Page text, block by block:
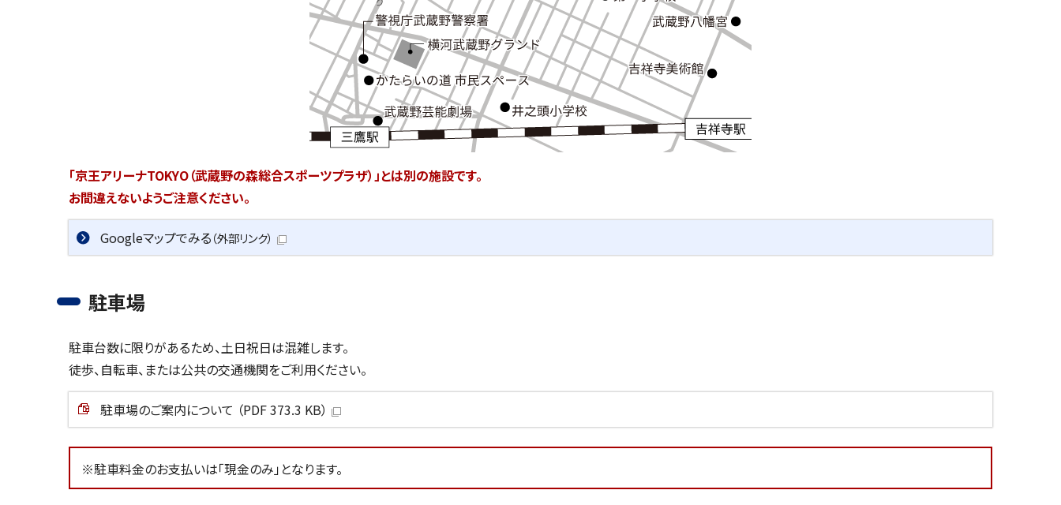
「京王アリーナTOKYO（武蔵野の森総合スポーツプラザ）」とは別の施設です。
お間違えないようご注意ください。
Googleマップでみる（外部リンク）
駐車場
駐車台数に限りがあるため、土日祝日は混雑します。
徒歩、自転車、または公共の交通機関をご利用ください。
駐車場のご案内について （PDF 373.3 KB）
※駐車料金のお支払いは「現金のみ」となります。